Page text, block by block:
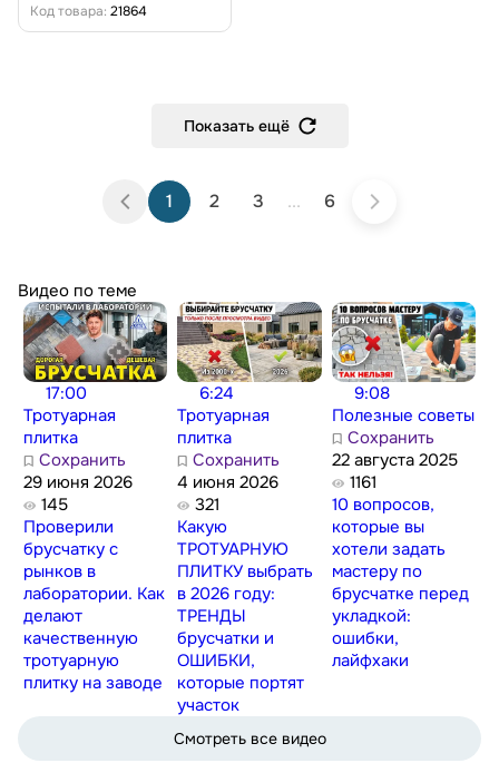
Код товара: 21864
Показать ещё
1 2 3 ... 6
Видео по теме
17:00
Тротуарная
плитка
Сохранить
29 июня 2026
145
Проверили
брусчатку с
рынков в
лаборатории. Как
делают
качественную
тротуарную
плитку на заводе
6:24
Тротуарная
плитка
Сохранить
4 июня 2026
321
Какую
ТРОТУАРНУЮ
ПЛИТКУ выбрать
в 2026 году:
ТРЕНДЫ
брусчатки и
ОШИБКИ,
которые портят
участок
9:08
Полезные советы
Сохранить
22 августа 2025
1161
10 вопросов,
которые вы
хотели задать
мастеру по
брусчатке перед
укладкой:
ошибки,
лайфхаки
Смотреть все видео